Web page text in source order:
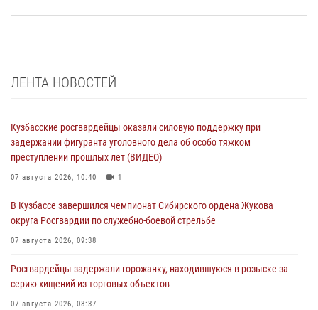
ЛЕНТА НОВОСТЕЙ
Кузбасские росгвардейцы оказали силовую поддержку при
задержании фигуранта уголовного дела об особо тяжком
преступлении прошлых лет (ВИДЕО)
07 августа 2026, 10:40 1
В Кузбассе завершился чемпионат Сибирского ордена Жукова
округа Росгвардии по служебно-боевой стрельбе
07 августа 2026, 09:38
Росгвардейцы задержали горожанку, находившуюся в розыске за
серию хищений из торговых объектов
07 августа 2026, 08:37